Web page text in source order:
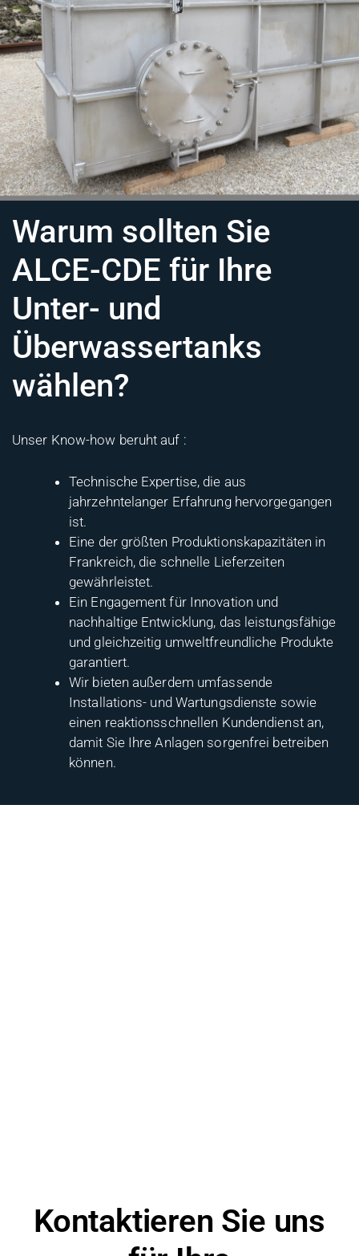
Warum sollten Sie
ALCE-CDE für Ihre
Unter- und
Überwassertanks
wählen?
Unser Know-how beruht auf :
Technische Expertise, die aus
jahrzehntelanger Erfahrung hervorgegangen
ist.
Eine der größten Produktionskapazitäten in
Frankreich, die schnelle Lieferzeiten
gewährleistet.
Ein Engagement für Innovation und
nachhaltige Entwicklung, das leistungsfähige
und gleichzeitig umweltfreundliche Produkte
garantiert.
Wir bieten außerdem umfassende
Installations- und Wartungsdienste sowie
einen reaktionsschnellen Kundendienst an,
damit Sie Ihre Anlagen sorgenfrei betreiben
können.
Kontaktieren Sie uns